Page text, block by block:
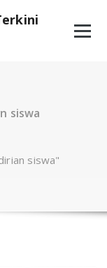
siswa
siswa"